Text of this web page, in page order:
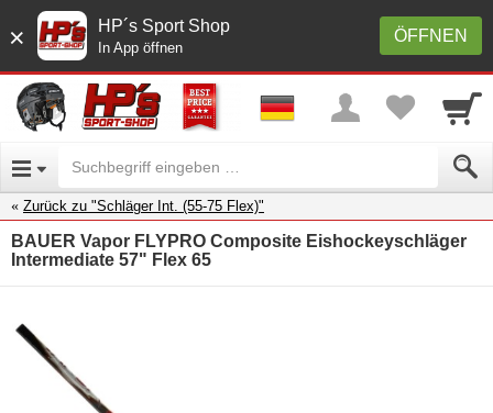
× ÖFFNEN
HP´s Sport Shop
In App öffnen
Zurück zu "Schläger Int. (55-75 Flex)"
BAUER Vapor FLYPRO Composite Eishockeyschläger
Intermediate 57" Flex 65